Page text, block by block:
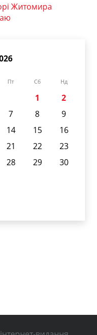
Житомира
Пт Сб Нд
1
2
7 8
9
14 15
16
21 22
23
28 29
30